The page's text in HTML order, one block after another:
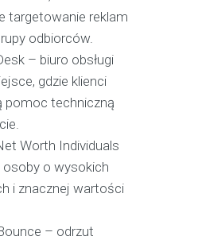
targetowanie reklam
odbiorców.
– biuro obsługi
gdzie klienci
pomoc techniczną
Worth Individuals
o wysokich
i znacznej wartości
– odrzut